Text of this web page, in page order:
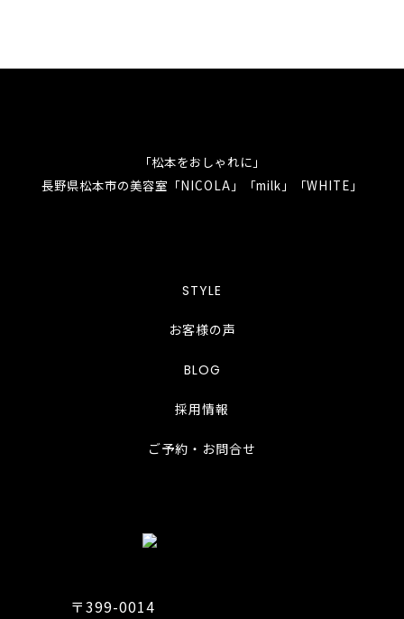
「松本をおしゃれに」
長野県松本市の美容室「NICOLA」「milk」「WHITE」
STYLE
お客様の声
BLOG
採用情報
ご予約・お問合せ
〒399-0014